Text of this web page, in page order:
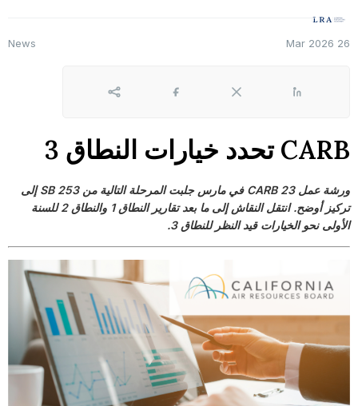
26 Mar 2026
News
لينكد إن X
Facebook
Share
CARB تحدد خيارات النطاق 3
ورشة عمل CARB 23 في مارس جلبت المرحلة التالية من SB 253 إلى
تركيز أوضح. انتقل النقاش إلى ما بعد تقارير النطاق 1 والنطاق 2 للسنة
الأولى نحو الخيارات قيد النظر للنطاق 3.